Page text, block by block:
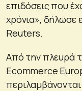
επιδόσεις που
χρόνια»,
Reuters.
Από την πλευρά
Ecommerce